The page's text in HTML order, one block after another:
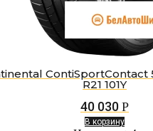
ContiSportContact
R21 101Y
40 030 Р
В корзину